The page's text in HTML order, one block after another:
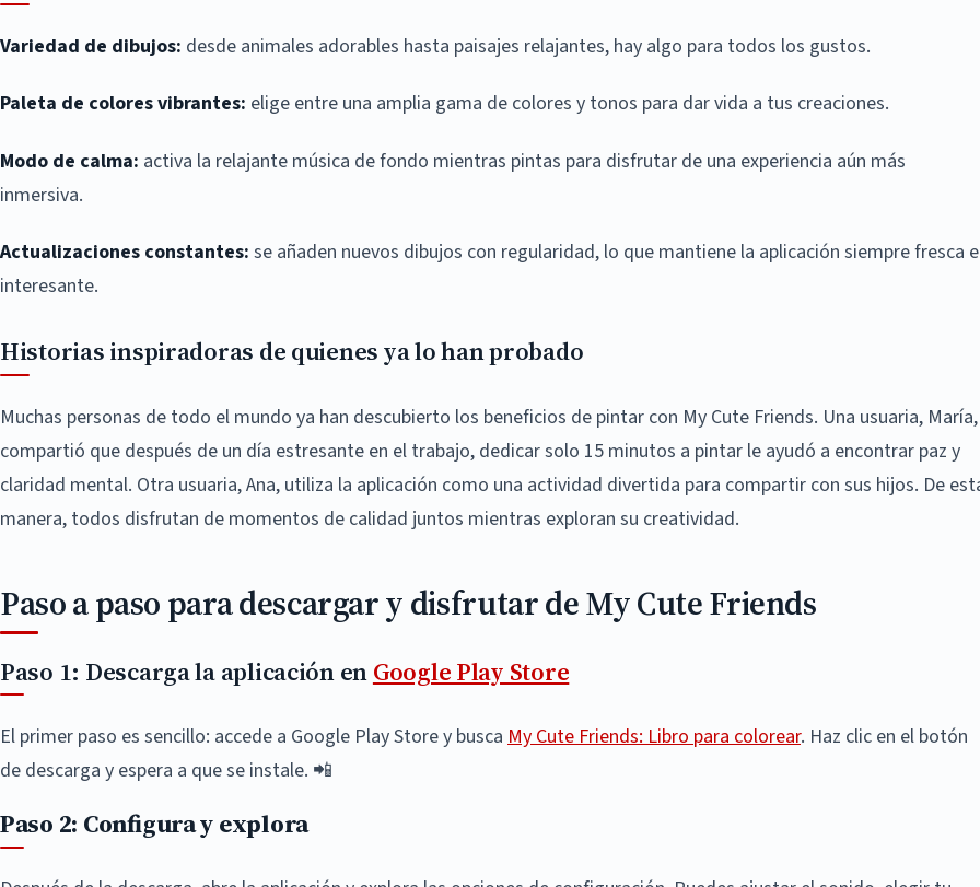
Variedad de dibujos: desde animales adorables hasta paisajes relajantes, hay algo para todos los gustos.
Paleta de colores vibrantes: elige entre una amplia gama de colores y tonos para dar vida a tus creaciones.
Modo de calma: activa la relajante música de fondo mientras pintas para disfrutar de una experiencia aún más
inmersiva.
Actualizaciones constantes: se añaden nuevos dibujos con regularidad, lo que mantiene la aplicación siempre fresca e
interesante.
Historias inspiradoras de quienes ya lo han probado
Muchas personas de todo el mundo ya han descubierto los beneficios de pintar con My Cute Friends. Una usuaria, María,
compartió que después de un día estresante en el trabajo, dedicar solo 15 minutos a pintar le ayudó a encontrar paz y
claridad mental. Otra usuaria, Ana, utiliza la aplicación como una actividad divertida para compartir con sus hijos. De
manera, todos disfrutan de momentos de calidad juntos mientras exploran su creatividad.
Paso a paso para descargar y disfrutar de My Cute Friends
Paso 1: Descarga la aplicación enGoogle Play Store
El primer paso es sencillo: accede a Google Play Store y busca My Cute Friends: Libro para colorear. Haz clic en el botón
de descarga y espera a que se instale. 📲
Paso 2: Configura y explora